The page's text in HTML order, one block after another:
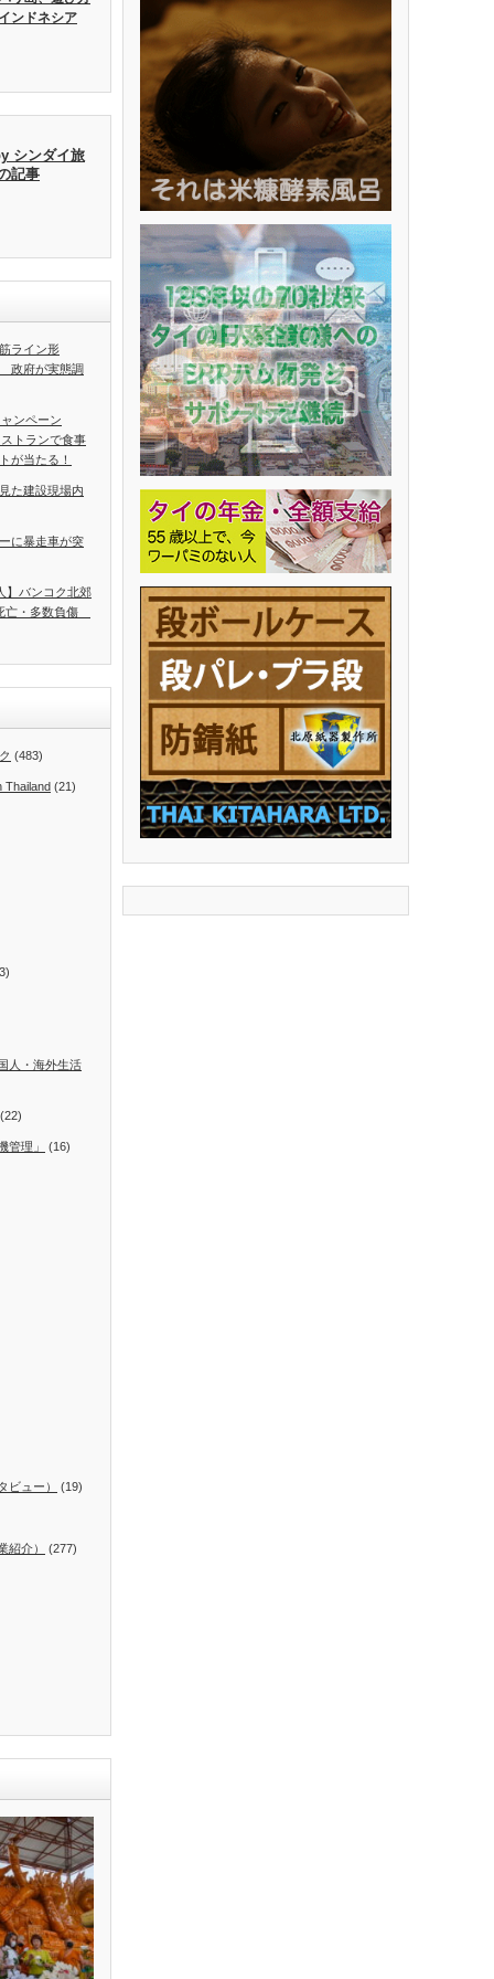
ンドネシア
シンダイ旅
記事
ライン形
政府が実態調
ンペーン
トランで食事
が当たる！
た建設現場内
に暴走車が突
】バンコク北郊
亡・多数負傷
(483)
Thailand (21)
人・海外生活
管理」 (16)
ビュー） (19)
紹介） (277)